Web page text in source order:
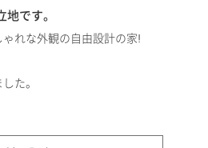
です。
れな外観の自由設計の家!
た。